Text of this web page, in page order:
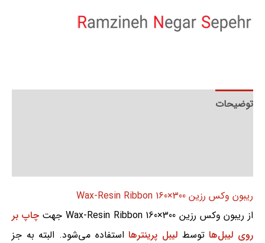
توضیحات
ریبون وکس رزین 300×160 Wax-Resin Ribbon
از ریبون وکس رزین 300×160 Wax-Resin Ribbon جهت
چاپ بر
روی لیبل‌هاتوسط لیبل پرینترهااستفاده می‌شود. البته به جز